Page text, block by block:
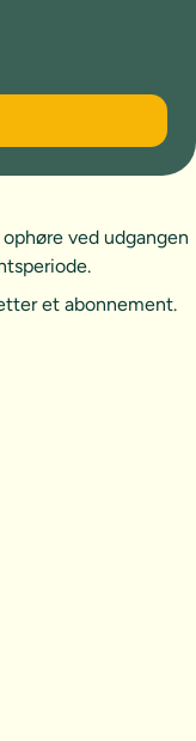
ved udgangen
et abonnement.